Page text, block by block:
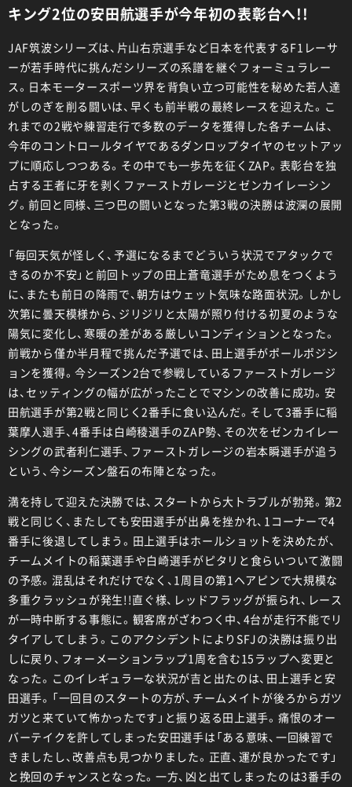
キング2位の安田航選手が今年初の表彰台へ!!
JAF筑波シリーズは、片山右京選手など日本を代表するF1レーサ
ーが若手時代に挑んだシリーズの系譜を継ぐフォーミュラレー
ス。日本モータースポーツ界を背負い立つ可能性を秘めた若人達
がしのぎを削る闘いは、早くも前半戦の最終レースを迎えた。こ
れまでの2戦や練習走行で多数のデータを獲得した各チームは、
今年のコントロールタイヤであるダンロップタイヤのセットアッ
プに順応しつつある。その中でも一歩先を征くZAP。表彰台を独
占する王者に牙を剥くファーストガレージとゼンカイレーシン
グ。前回と同様、三つ巴の闘いとなった第3戦の決勝は波瀾の展開
となった。
「毎回天気が怪しく、予選になるまでどういう状況でアタックで
きるのか不安」と前回トップの田上蒼竜選手がため息をつくよう
に、またも前日の降雨で、朝方はウェット気味な路面状況。しかし
次第に曇天模様から、ジリジリと太陽が照り付ける初夏のような
陽気に変化し、寒暖の差がある厳しいコンディションとなった。
前戦から僅か半月程で挑んだ予選では、田上選手がポールポジシ
ョンを獲得。今シーズン2台で参戦しているファーストガレージ
は、セッティングの幅が広がったことでマシンの改善に成功。安
田航選手が第2戦と同じく2番手に食い込んだ。そして3番手に稲
葉摩人選手、4番手は白崎稜選手のZAP勢、その次をゼンカイレー
シングの武者利仁選手、ファーストガレージの岩本瞬選手が追う
という、今シーズン盤石の布陣となった。
満を持して迎えた決勝では、スタートから大トラブルが勃発。第2
戦と同じく、またしても安田選手が出鼻を挫かれ、1コーナーで4
番手に後退してしまう。田上選手はホールショットを決めたが、
チームメイトの稲葉選手や白崎選手がピタリと食らいついて激闘
の予感。混乱はそれだけでなく、1周目の第1ヘアピンで大規模な
多重クラッシュが発生!!直ぐ様、レッドフラッグが振られ、レース
が一時中断する事態に。観客席がざわつく中、4台が走行不能でリ
タイアしてしまう。このアクシデントによりSFJの決勝は振り出
しに戻り、フォーメーションラップ1周を含む15ラップへ変更と
なった。このイレギュラーな状況が吉と出たのは、田上選手と安
田選手。「一回目のスタートの方が、チームメイトが後ろからガツ
ガツと来ていて怖かったです」と振り返る田上選手。痛恨のオー
バーテイクを許してしまった安田選手は「ある意味、一回練習で
きましたし、改善点も見つかりました。正直、運が良かったです」
と挽回のチャンスとなった。一方、凶と出てしまったのは3番手の